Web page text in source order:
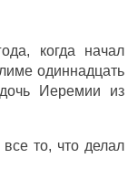
когда начал
одиннадцать
Иеремии из
то, что делал